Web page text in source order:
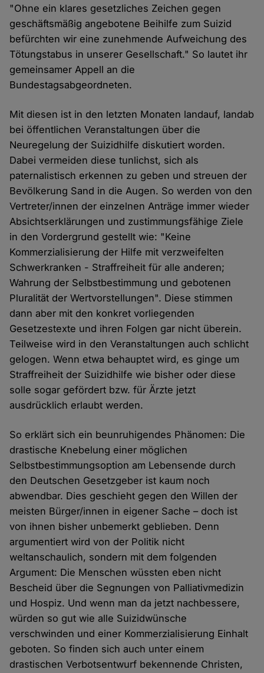
"Ohne ein klares gesetzliches Zeichen gegen
geschäftsmäßig angebotene Beihilfe zum Suizid
befürchten wir eine zunehmende Aufweichung des
Tötungstabus in unserer Gesellschaft." So lautet ihr
gemeinsamer Appell an die
Bundestagsabgeordneten.
Mit diesen ist in den letzten Monaten landauf, landab
bei öffentlichen Veranstaltungen über die
Neuregelung der Suizidhilfe diskutiert worden.
Dabei vermeiden diese tunlichst, sich als
paternalistisch erkennen zu geben und streuen der
Bevölkerung Sand in die Augen. So werden von den
Vertreter/innen der einzelnen Anträge immer wieder
Absichtserklärungen und zustimmungsfähige Ziele
in den Vordergrund gestellt wie: "Keine
Kommerzialisierung der Hilfe mit verzweifelten
Schwerkranken - Straffreiheit für alle anderen;
Wahrung der Selbstbestimmung und gebotenen
Pluralität der Wertvorstellungen". Diese stimmen
dann aber mit den konkret vorliegenden
Gesetzestexte und ihren Folgen gar nicht überein.
Teilweise wird in den Veranstaltungen auch schlicht
gelogen. Wenn etwa behauptet wird, es ginge um
Straffreiheit der Suizidhilfe wie bisher oder diese
solle sogar gefördert bzw. für Ärzte jetzt
ausdrücklich erlaubt werden.
So erklärt sich ein beunruhigendes Phänomen: Die
drastische Knebelung einer möglichen
Selbstbestimmungsoption am Lebensende durch
den Deutschen Gesetzgeber ist kaum noch
abwendbar. Dies geschieht gegen den Willen der
meisten Bürger/innen in eigener Sache – doch ist
von ihnen bisher unbemerkt geblieben. Denn
argumentiert wird von der Politik nicht
weltanschaulich, sondern mit dem folgenden
Argument: Die Menschen wüssten eben nicht
Bescheid über die Segnungen von Palliativmedizin
und Hospiz. Und wenn man da jetzt nachbessere,
würden so gut wie alle Suizidwünsche
verschwinden und einer Kommerzialisierung Einhalt
geboten. So finden sich auch unter einem
drastischen Verbotsentwurf bekennende Christen,